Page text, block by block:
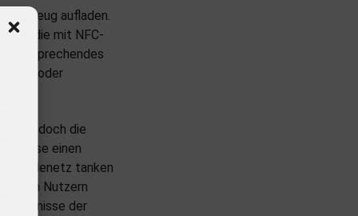
aufladen.
die mit NFC-
entsprechendes
oder
jedoch die
diese einen
in Ladenetz tanken
den Nutzern
der